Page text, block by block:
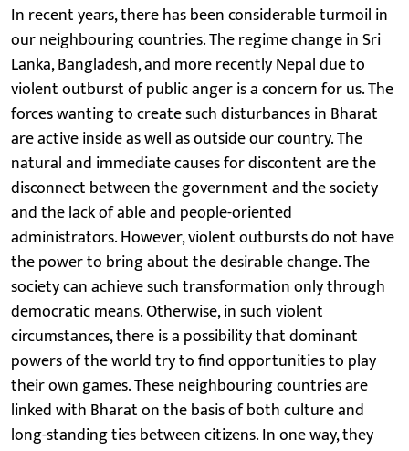
In recent years, there has been considerable turmoil in
our neighbouring countries. The regime change in Sri
Lanka, Bangladesh, and more recently Nepal due to
violent outburst of public anger is a concern for us. The
forces wanting to create such disturbances in Bharat
are active inside as well as outside our country. The
natural and immediate causes for discontent are the
disconnect between the government and the society
and the lack of able and people-oriented
administrators. However, violent outbursts do not have
the power to bring about the desirable change. The
society can achieve such transformation only through
democratic means. Otherwise, in such violent
circumstances, there is a possibility that dominant
powers of the world try to find opportunities to play
their own games. These neighbouring countries are
linked with Bharat on the basis of both culture and
long-standing ties between citizens. In one way, they